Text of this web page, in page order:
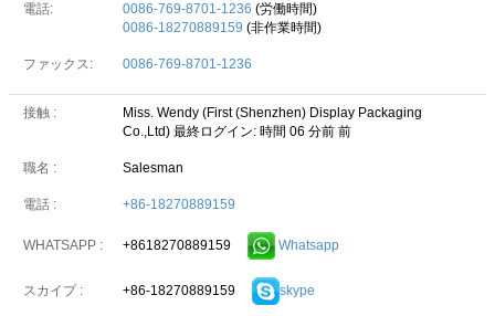
電話: 0086-769-8701-1236 (労働時間)
0086-18270889159 (非作業時間)
ファックス: 0086-769-8701-1236
接触 :
Miss. Wendy (First (Shenzhen) Display Packaging
Co.,Ltd) 最終ログイン: 時間 06 分前 前
職名 : Salesman
電話 : +86-18270889159
WHATSAPP : +8618270889159 Whatsapp
スカイプ : +86-18270889159 skype